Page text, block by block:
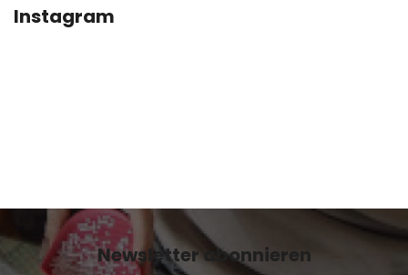
Instagram
Newsletter abonnieren